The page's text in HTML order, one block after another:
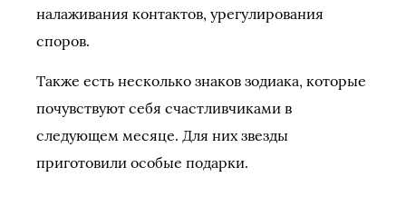
налаживания контактов, урегулирования
споров.
Также есть несколько знаков зодиака, которые
почувствуют себя счастливчиками в
следующем месяце. Для них звезды
приготовили особые подарки.